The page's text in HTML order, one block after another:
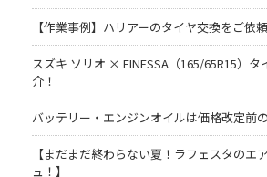
【作業事例】ハリアーのタイヤ交換をご依
スズキ ソリオ × FINESSA（165/65R15）
介！
バッテリー・エンジンオイルは価格改定前
【まだまだ終わらない夏！ラフェスタのエ
ュ！】